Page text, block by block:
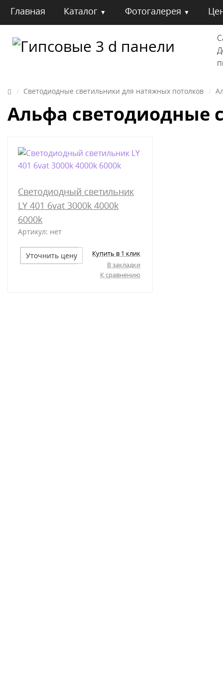
Главная Каталог Фотогалерея
Гипсовые 3 d панели
Светодиодные светильники для натяжных потолков
Альфа светодиодные
Светодиодный светильник
LY 401 6vat 3000k 4000k
6000k
Артикул: нет
Уточнить цену
Купить в 1 клик
В закладки
К сравнению